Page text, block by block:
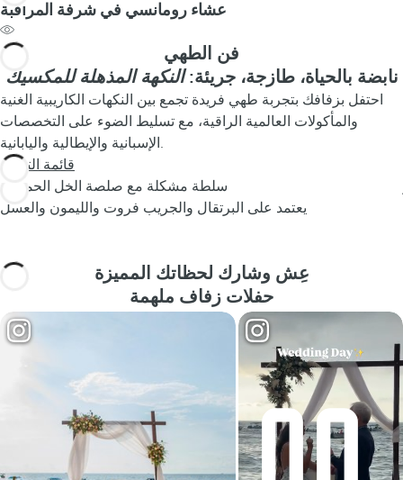
عشاء رومانسي في شرفة المراقبة
فن الطهي
نابضة بالحياة، طازجة، جريئة:النكهة المذهلة للمكسيك
احتفل بزفافك بتجربة طهي فريدة تجمع بين النكهات الكاريبية الغنية
والمأكولات العالمية الراقية، مع تسليط الضوء على التخصصات
الإسبانية والإيطالية واليابانية.
قائمة التنزيل
سلطة مشكلة مع صلصة الخل الحمضية
يعتمد على البرتقال والجريب فروت والليمون والعسل
عِش وشارك لحظاتك المميزة
حفلات زفاف ملهمة